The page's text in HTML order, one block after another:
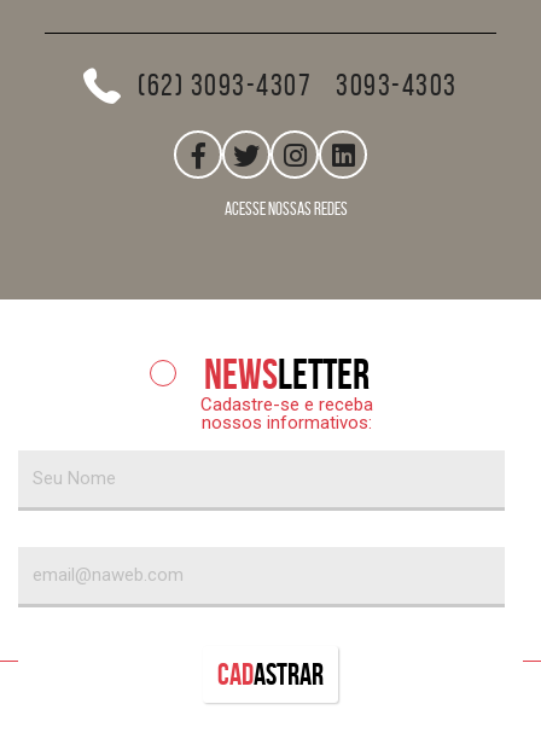
(62) 3093-4307 3093-4303
acesse nossas redes
Newsletter
Cadastre-se e receba
nossos informativos:
Cadastrar